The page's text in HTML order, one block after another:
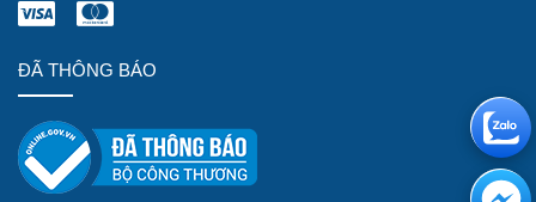
ĐÃ THÔNG BÁO